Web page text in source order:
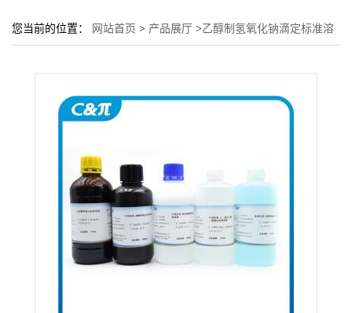
您当前的位置： 网站首页 > 产品展厅 >乙醇制氢氧化钠滴定标准溶